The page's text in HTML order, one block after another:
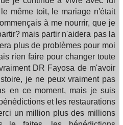
même toit, le mariage n'était
à me nourrir, que je
mais partir n'aidera pas la
plus de problèmes pour moi
rien faire pour changer toute
DR Fayosa de m'avoir
je ne peux vraiment pas
en ce moment, mais je suis
et les restaurations
un million plus des millions